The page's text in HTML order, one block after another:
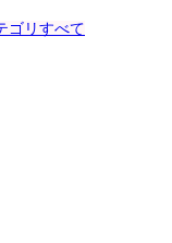
ゴリすべて